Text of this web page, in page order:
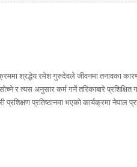
श्रद्धेय रमेश गुरुदेवले जीवनमा तनावका
र त्यस अनुसार कर्म गर्ने तरिकाबारे प्रशिक्षित
प्रतिष्ठानमा भएको कार्यक्रमा नेपाल